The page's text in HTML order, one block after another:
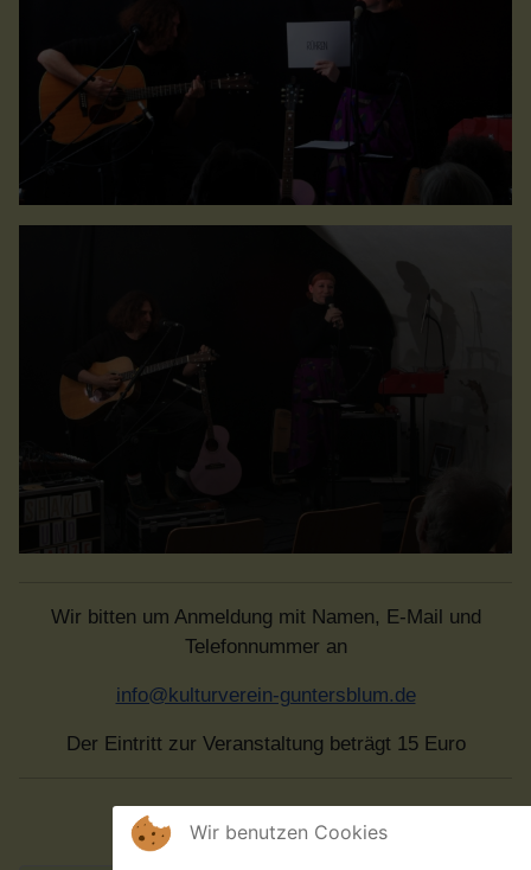
Wir bitten um Anmeldung mit Namen, E-Mail und
Telefonnummer an
info@kulturverein-guntersblum.de
Der Eintritt zur Veranstaltung beträgt 15 Euro
Wir benutzen Cookies